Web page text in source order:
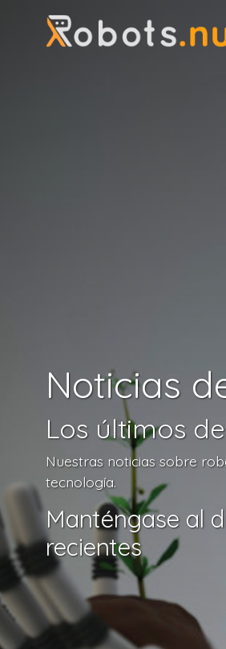
Noticias
Los últimos
Nuestras noticias sobre
tecnología.
Manténgase al
recientes